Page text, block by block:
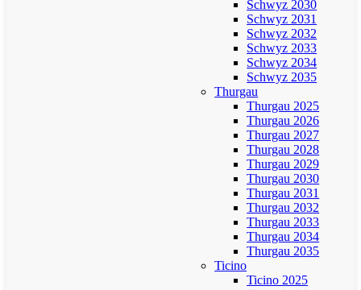
Schwyz 2030
Schwyz 2031
Schwyz 2032
Schwyz 2033
Schwyz 2034
Schwyz 2035
Thurgau
Thurgau 2025
Thurgau 2026
Thurgau 2027
Thurgau 2028
Thurgau 2029
Thurgau 2030
Thurgau 2031
Thurgau 2032
Thurgau 2033
Thurgau 2034
Thurgau 2035
Ticino
Ticino 2025